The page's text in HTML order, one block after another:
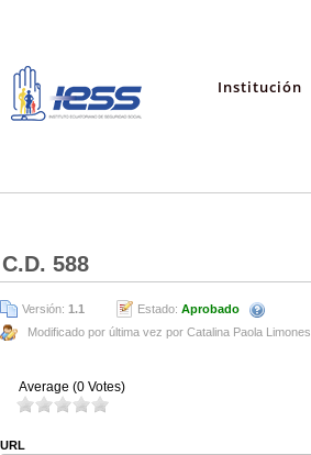
Institución
C.D. 588
Versión: 1.1 Estado: Aprobado
Modificado por última vez por Catalina Paola Limones
Average (0 Votes)
URL